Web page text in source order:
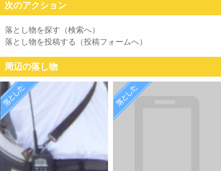
次のアクション
落とし物を探す（検索へ）
落とし物を投稿する（投稿フォームへ）
周辺の落し物